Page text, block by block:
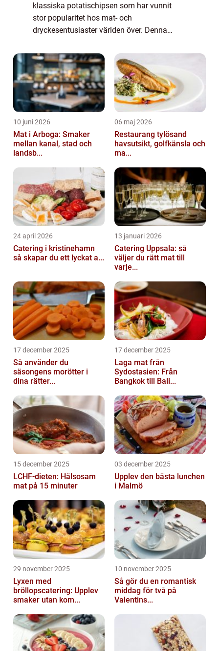
klassiska potatischipsen som har vunnit
stor popularitet hos mat- och
dryckesentusiaster världen över. Denna
översikt och en detaljerad presentation av
dessa smak...
10 juni 2026
Mat i Arboga: Smaker
mellan kanal, stad och
landsb...
06 maj 2026
Restaurang tylösand
havsutsikt, golfkänsla och
ma...
24 april 2026
Catering i kristinehamn
så skapar du ett lyckat a...
13 januari 2026
Catering Uppsala: så
väljer du rätt mat till
varje...
17 december 2025
Så använder du
säsongens morötter i
dina rätter...
17 december 2025
Laga mat från
Sydostasien: Från
Bangkok till Bali...
15 december 2025
LCHF-dieten: Hälsosam
mat på 15 minuter
03 december 2025
Upplev den bästa lunchen
i Malmö
29 november 2025
Lyxen med
bröllopscatering: Upplev
smaker utan kom...
10 november 2025
Så gör du en romantisk
middag för två på
Valentins...